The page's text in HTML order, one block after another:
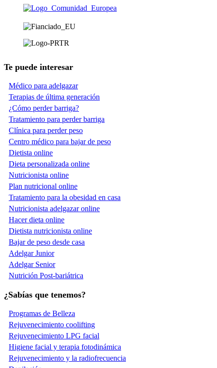
Te puede interesar
Médico para adelgazar
Terapias de última generación
¿Cómo perder barriga?
Tratamiento para perder barriga
Clínica para perder peso
Centro médico para bajar de peso
Dietista online
Dieta personalizada online
Nutricionista online
Plan nutricional online
Tratamiento para la obesidad en casa
Nutricionista adelgazar online
Hacer dieta online
Dietista nutricionista online
Bajar de peso desde casa
Adelgar Junior
Adelgar Senior
Nutrición Post-bariátrica
¿Sabías que tenemos?
Programas de Belleza
Rejuvenecimiento coolifting
Rejuvenecimiento LPG facial
Higiene facial y terapia fotodinámica
Rejuvenecimiento y la radiofrecuencia